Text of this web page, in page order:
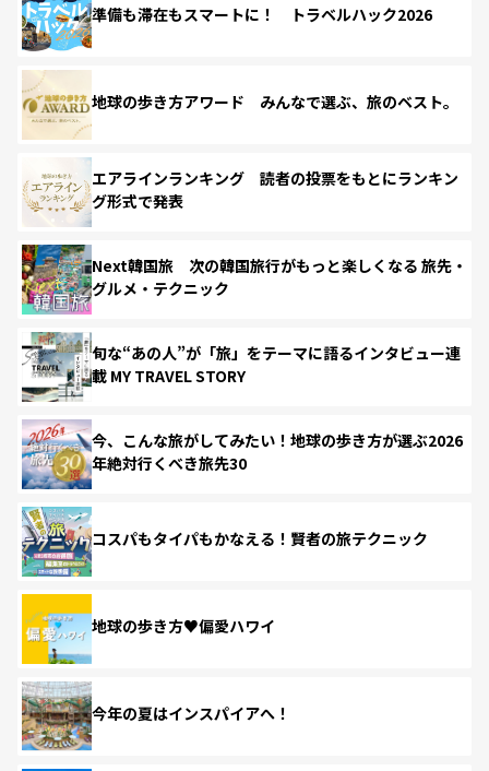
準備も滞在もスマートに！ トラベルハック2026
地球の歩き方アワード みんなで選ぶ、旅のベスト。
エアラインランキング 読者の投票をもとにランキン
グ形式で発表
Next韓国旅 次の韓国旅行がもっと楽しくなる 旅先・
グルメ・テクニック
旬な“あの人”が「旅」をテーマに語るインタビュー連
載 MY TRAVEL STORY
今、こんな旅がしてみたい！地球の歩き方が選ぶ2026
年絶対行くべき旅先30
コスパもタイパもかなえる！賢者の旅テクニック
地球の歩き方♥偏愛ハワイ
今年の夏はインスパイアへ！